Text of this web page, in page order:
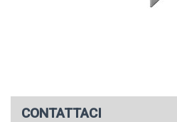
CONTATTACI